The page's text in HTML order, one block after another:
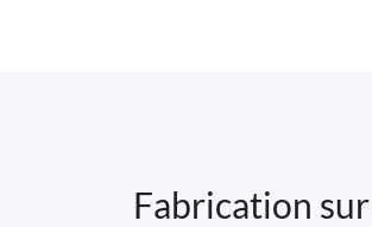
Fabrication